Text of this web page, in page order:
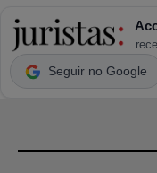
Seguir no Google